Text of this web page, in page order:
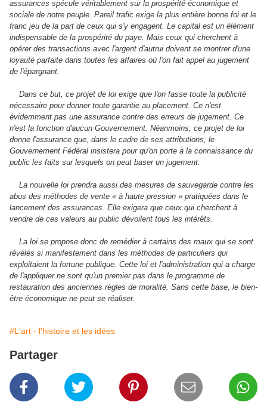
assurances spécule véritablement sur la prospérité économique et
sociale de notre peuple. Pareil trafic exige la plus entière bonne foi et le
franc jeu de la part de ceux qui s'y engagent. Le capital est un élément
indispensable de la prospérité du paye. Mais ceux qui cherchent à
opérer des transactions avec l'argent d'autrui doivent se montrer d'une
loyauté parfaite dans toutes les affaires où l'on fait appel au jugement
de l'épargnant.
Dans ce but, ce projet de loi exige que l'on fasse toute la publicité
nécessaire pour donner toute garantie au placement. Ce n'est
évidemment pas une assurance contre des erreurs de jugement. Ce
n'est la fonction d'aucun Gouvernement. Néanmoins, ce projet de loi
donne l'assurance que, dans le cadre de ses attributions, le
Gouvernement Fédéral insistera pour qu'on porte à la connaissance du
public les faits sur lesquels on peut baser un jugement.
La nouvelle loi prendra aussi des mesures de sauvegarde contre les
abus des méthodes de vente « à haute pression » pratiquées dans le
lancement des assurances. Elle exigera que ceux qui cherchent à
vendre de ces valeurs au public dévoilent tous les intérêts.
La loi se propose donc de remédier à certains des maux qui se sont
révélés si manifestement dans les méthodes de particuliers qui
exploitaient la fortune publique. Cette loi et l'administration qui a charge
de l'appliquer ne sont qu'un premier pas dans le programme de
restauration des anciennes règles de moralité. Sans cette base, le bien-
être économique ne peut se réaliser.
#L'art - l'histoire et les idées
Partager